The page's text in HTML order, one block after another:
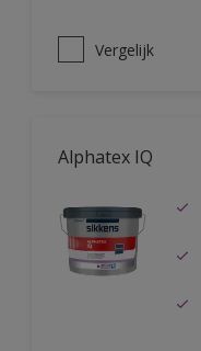
Vergelijk
Alphatex IQ